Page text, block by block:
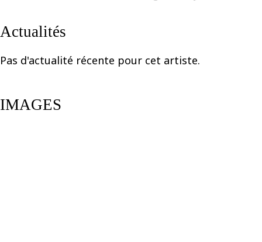
Actualités
Pas d'actualité récente pour cet artiste.
IMAGES